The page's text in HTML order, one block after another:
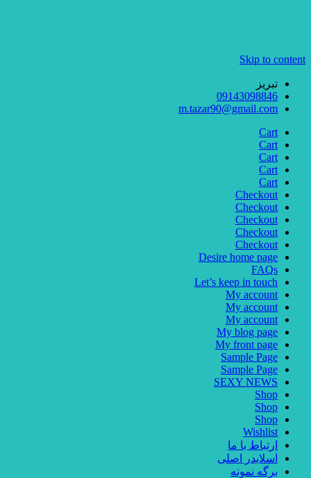
Skip to content
تبریز
09143098846
m.tazar90@gmail.com
Cart
Cart
Cart
Cart
Cart
Checkout
Checkout
Checkout
Checkout
Checkout
Desire home page
FAQs
Let’s keep in touch
My account
My account
My account
My blog page
My front page
Sample Page
Sample Page
SEXY NEWS
Shop
Shop
Shop
Wishlist
ارتباط با ما
اسلایدر اصلی
برگه نمونه